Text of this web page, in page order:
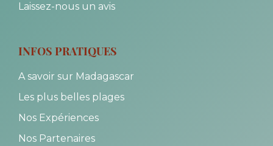
Laissez-nous un avis
INFOS PRATIQUES
A savoir sur Madagascar
Les plus belles plages
Nos Expériences
Nos Partenaires